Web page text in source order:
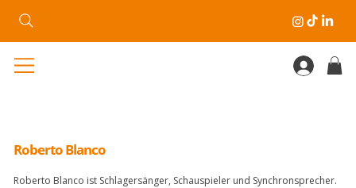
Roberto Blanco
Roberto Blanco ist Schlagersänger, Schauspieler und Synchronsprecher.